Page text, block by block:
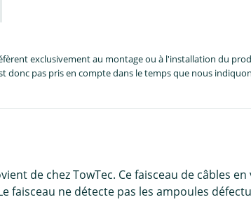
exclusivement au montage ou à l'installation du
donc pas pris en compte dans le temps que nous
de chez TowTec. Ce faisceau de câbles
ne détecte pas les ampoules